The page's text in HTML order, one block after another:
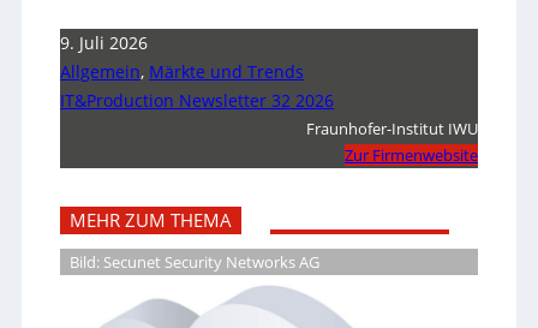
9. Juli 2026
Allgemein, Märkte und Trends
IT&Production Newsletter 32 2026
Fraunhofer-Institut IWU
Zur Firmenwebsite
MEHR ZUM THEMA
Bild: Secunet Security Networks AG